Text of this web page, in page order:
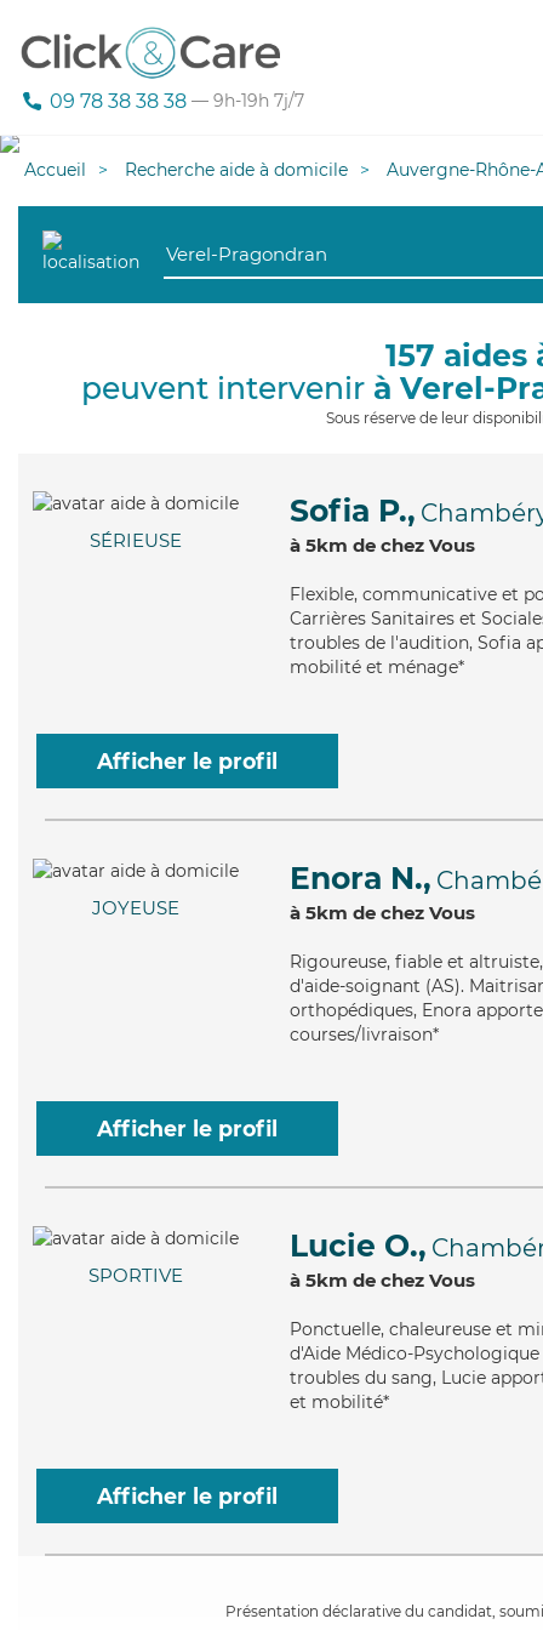
09 78 38 38 38 — 9h-19h 7j/7
Accueil Recherche aide à domicile Auvergne-Rhône-
157
peuvent intervenir à Verel-
Sous réserve de leur
SÉRIEUSE
Sofia P.,
à 5km de chez Vous
Flexible, communicative et
Carrières Sanitaires et
troubles de l'audition, Sofia
mobilité et ménage*
Afficher le profil
JOYEUSE
Enora N.,
à 5km de chez Vous
Rigoureuse, fiable et
d'aide-soignant (AS).
orthopédiques, Enora
courses/livraison*
Afficher le profil
SPORTIVE
Lucie O.,
à 5km de chez Vous
Ponctuelle, chaleureuse et
d'Aide Médico-
troubles du sang, Lucie
et mobilité*
Afficher le profil
Présentation déclarative du candidat,